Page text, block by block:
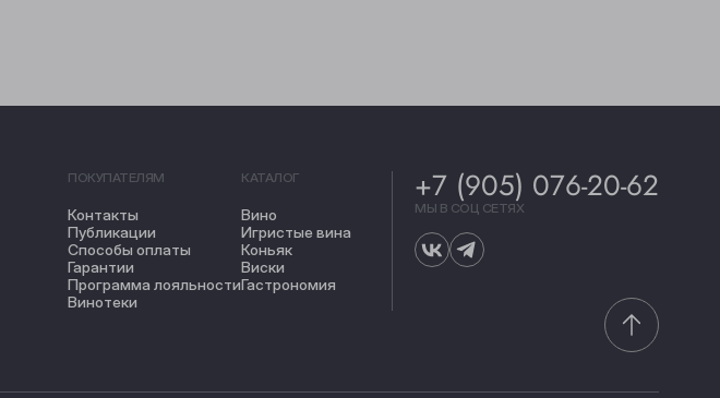
ПОКУПАТЕЛЯМ
Контакты
Публикации
Способы оплаты
Гарантии
Программа лояльности
Винотеки
КАТАЛОГ
Вино
Игристые вина
Коньяк
Виски
Гастрономия
+7 (905) 076-20-62
МЫ В СОЦ СЕТЯХ